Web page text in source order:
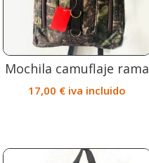
Mochila camuflaje rama
17,00 € iva incluido